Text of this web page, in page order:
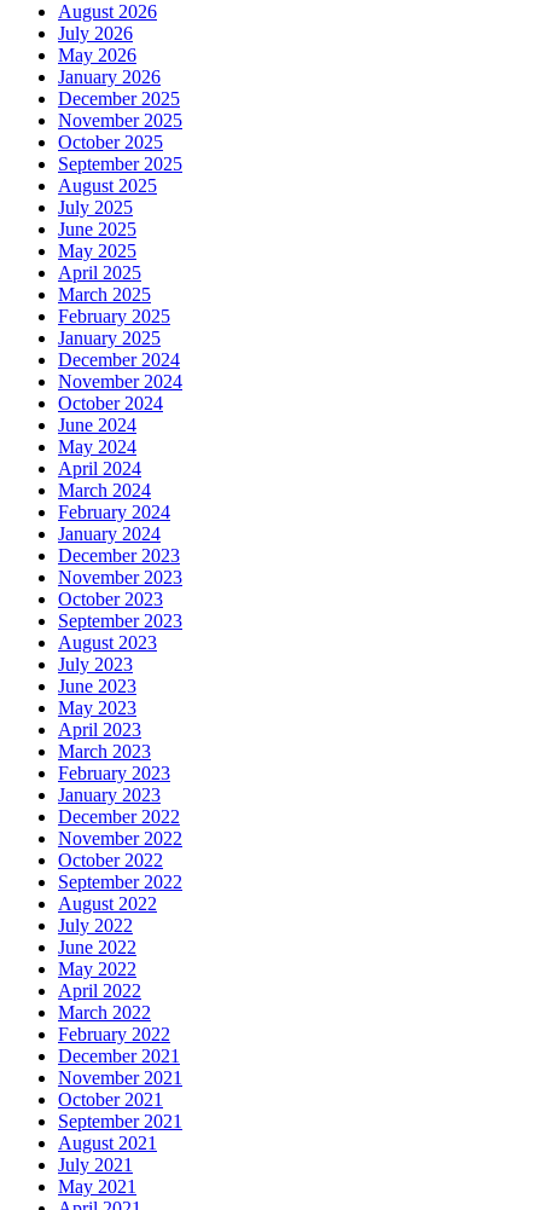
August 2026
July 2026
May 2026
January 2026
December 2025
November 2025
October 2025
September 2025
August 2025
July 2025
June 2025
May 2025
April 2025
March 2025
February 2025
January 2025
December 2024
November 2024
October 2024
June 2024
May 2024
April 2024
March 2024
February 2024
January 2024
December 2023
November 2023
October 2023
September 2023
August 2023
July 2023
June 2023
May 2023
April 2023
March 2023
February 2023
January 2023
December 2022
November 2022
October 2022
September 2022
August 2022
July 2022
June 2022
May 2022
April 2022
March 2022
February 2022
December 2021
November 2021
October 2021
September 2021
August 2021
July 2021
May 2021